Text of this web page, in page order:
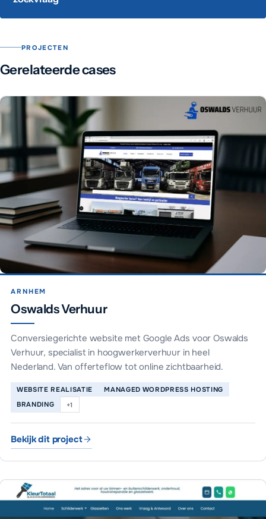
PROJECTEN
Gerelateerde cases
ARNHEM
Oswalds Verhuur
Conversiegerichte website met Google Ads voor Oswalds
Verhuur, specialist in hoogwerkerverhuur in heel
Nederland. Van offerteflow tot online zichtbaarheid.
WEBSITE REALISATIE
MANAGED WORDPRESS HOSTING
BRANDING
+1
Bekijk dit project
Oswalds Verhuur